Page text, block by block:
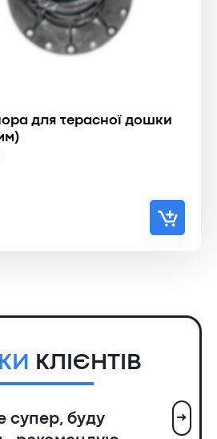
для терасної дошки
КЛІЄНТІВ
супер, буду
➜